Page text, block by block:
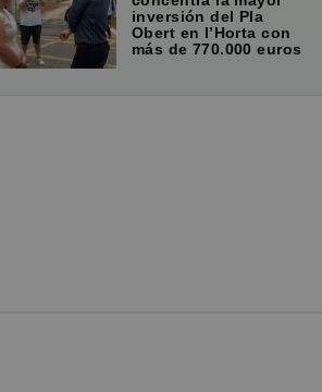
inversión del Pla
Obert en l’Horta con
más de 770.000 euros